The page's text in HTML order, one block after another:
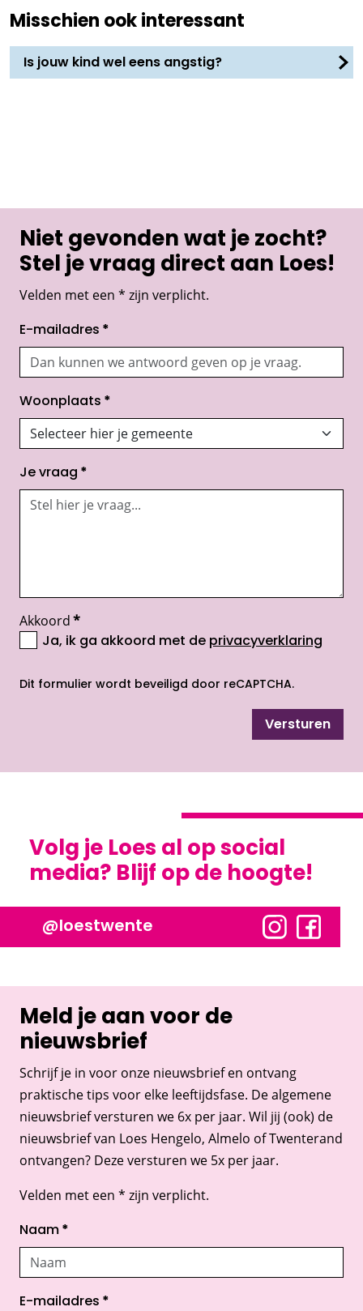
Misschien ook interessant
Is jouw kind wel eens angstig?
Niet gevonden wat je zocht?
Stel je vraag direct aan Loes!
Velden met een * zijn verplicht.
E-mailadres *
Woonplaats *
Je vraag *
Akkoord*
Ja, ik ga akkoord met de privacyverklaring
Dit formulier wordt beveiligd door reCAPTCHA.
Versturen
Volg je Loes al op social
media? Blijf op de hoogte!
@loestwente
Meld je aan voor de
nieuwsbrief
Schrijf je in voor onze nieuwsbrief en ontvang
praktische tips voor elke leeftijdsfase. De algemene
nieuwsbrief versturen we 6x per jaar. Wil jij (ook) de
nieuwsbrief van Loes Hengelo, Almelo of Twenterand
ontvangen? Deze versturen we 5x per jaar.
Velden met een * zijn verplicht.
Naam *
E-mailadres *